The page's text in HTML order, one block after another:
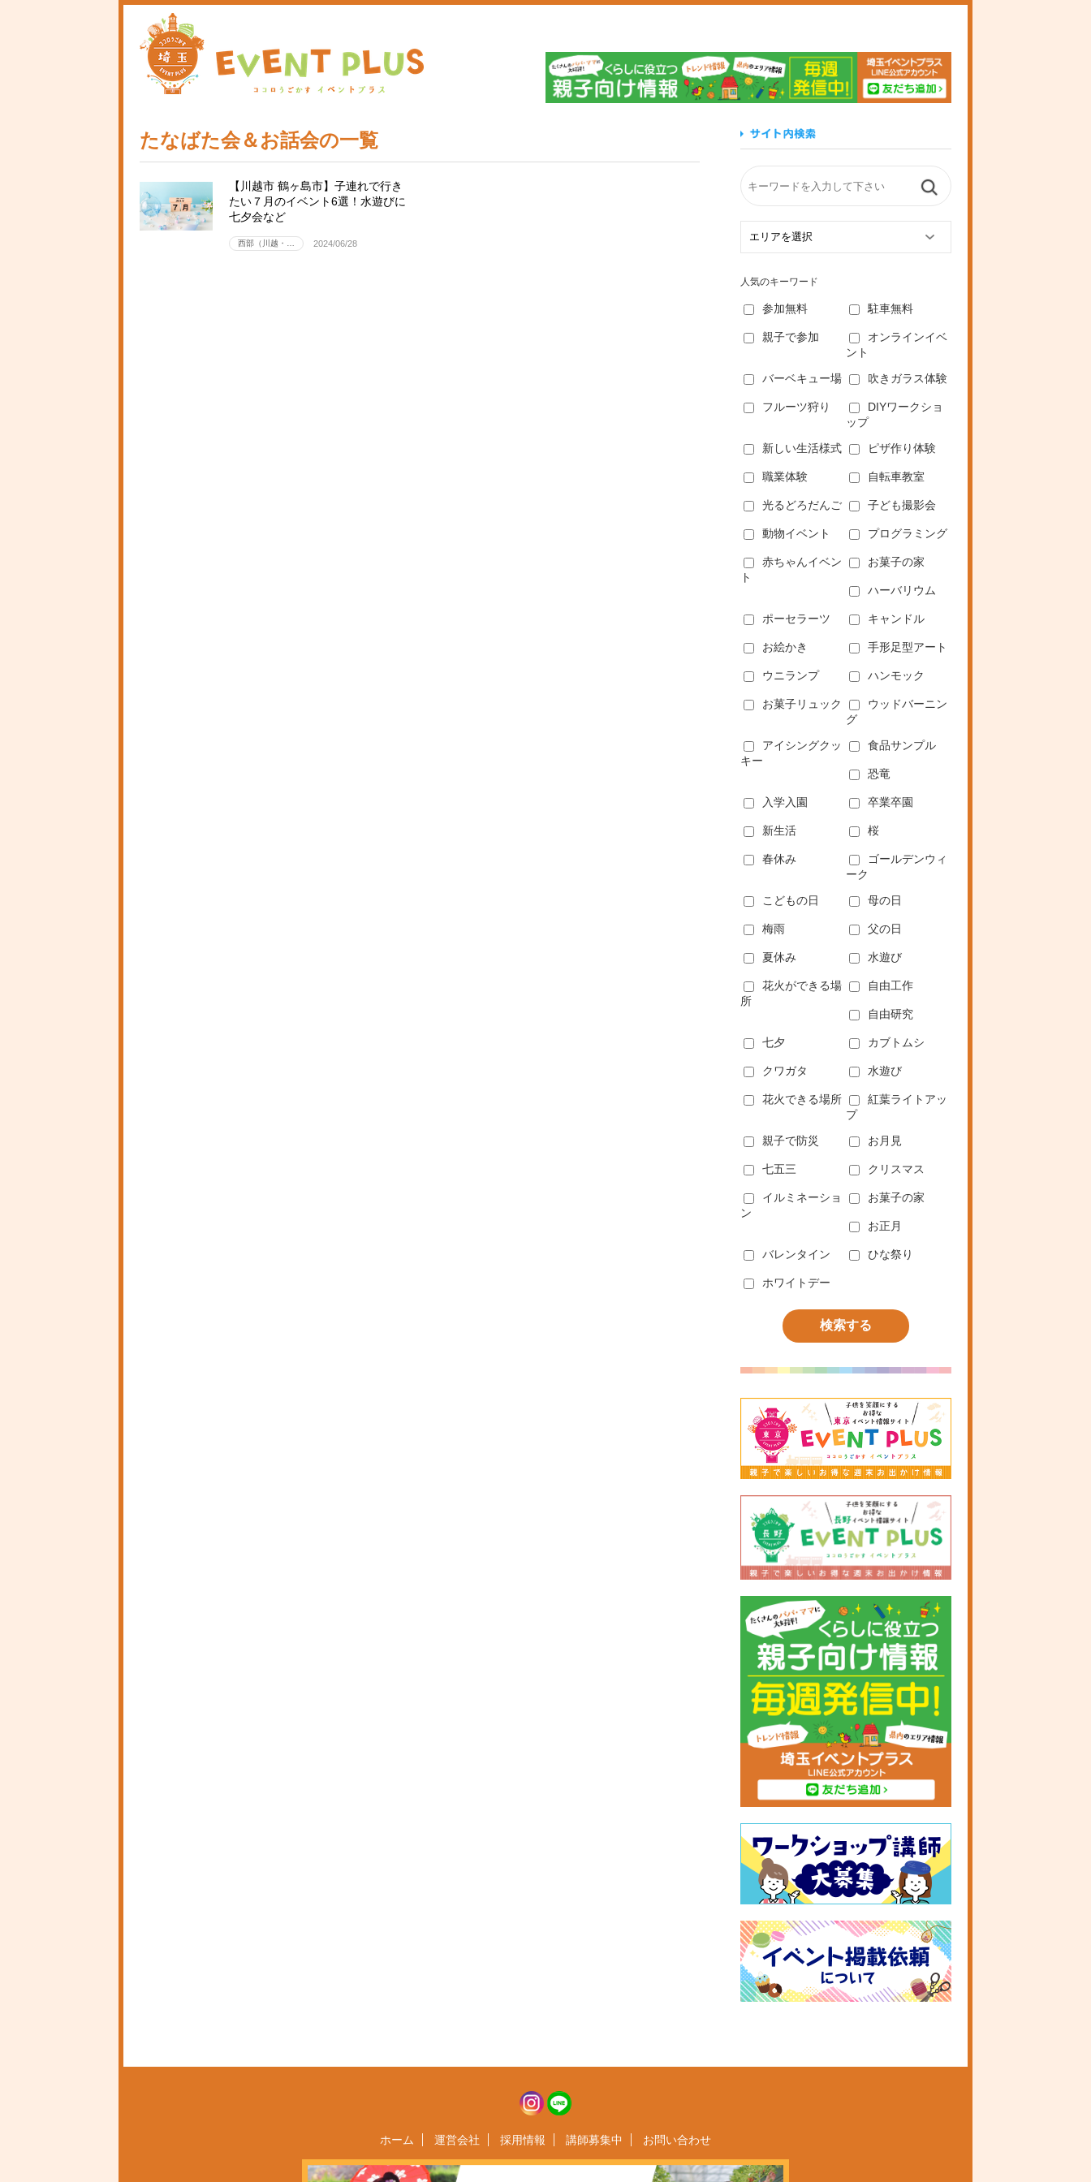
たなばた会＆お話会の一覧
【川越市 鶴ヶ島市】子連れで行き
たい７月のイベント6選！水遊びに
七夕会など
西部（川越・… 2024/06/28
人気のキーワード
参加無料 駐車無料
親子で参加
オンラインイベ
ント
バーベキュー場 吹きガラス体験
フルーツ狩り
DIYワークショ
ップ
新しい生活様式 ピザ作り体験
職業体験 自転車教室
光るどろだんご 子ども撮影会
動物イベント プログラミング
赤ちゃんイベン
ト
お菓子の家
ハーバリウム
ポーセラーツ キャンドル
お絵かき 手形足型アート
ウニランプ ハンモック
お菓子リュック
ウッドバーニン
グ
アイシングクッ
キー
食品サンプル
恐竜
入学入園 卒業卒園
新生活 桜
春休み
ゴールデンウィ
ーク
こどもの日 母の日
梅雨 父の日
夏休み 水遊び
花火ができる場
所
自由工作
自由研究
七夕 カブトムシ
クワガタ 水遊び
花火できる場所
紅葉ライトアッ
プ
親子で防災 お月見
七五三 クリスマス
イルミネーショ
ン
お菓子の家
お正月
バレンタイン ひな祭り
ホワイトデー
ホーム 運営会社 採用情報 講師募集中 お問い合わせ